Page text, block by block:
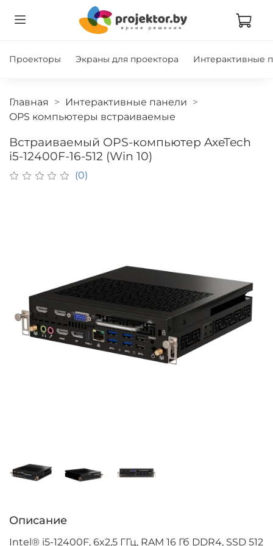
Проекторы Экраны для проектора Интерактивные
Главная
Интерактивные панели
OPS компьютеры встраиваемые
Встраиваемый OPS-компьютер AxeTech
i5-12400F-16-512 (Win 10)
(0)
Описание
Intel® i5-12400F, 6x2,5 ГГц, RAM 16 Гб DDR4, SSD 512